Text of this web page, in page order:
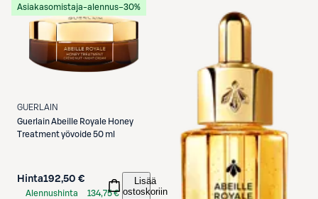
Asiakasomistaja-alennus−30%
GUERLAIN
GuerlainAbeille Royale Honey
Treatment yövoide 50 ml
Hinta192,50 €
Alennushinta
134,75 €
Lisää
ostoskoriin